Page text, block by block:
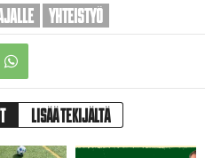
YHTEISTYÖ
LISÄÄ TEKIJÄLTÄ